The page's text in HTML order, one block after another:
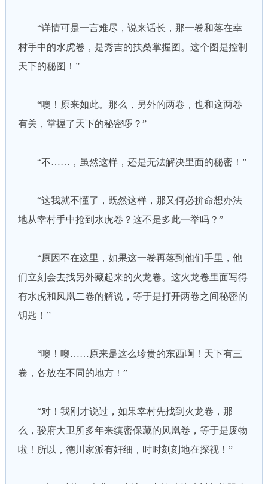
“详情可是一言难尽，说来话长，那一卷和落在幸
村手中的水虎卷，是秀吉的扶桑掌握图。这个图是控制
天下的秘图！”
“噢！原来如此。那么，另外的两卷，也和这两卷
有关，掌握了天下的秘密啰？”
“不……，虽然这样，还是无法解决里面的秘密！”
“这我就不懂了，既然这样，那又何必拚命想办法
地从幸村手中抢到水虎卷？这不是多此一举吗？”
“原因不在这里，如果这一卷再落到他们手里，他
们立刻会去找另外藏起来的火龙卷。这火龙卷里面写得
有水虎和凤凰二卷的解说，等于是打开两卷之间秘密的
钥匙！”
“噢！噢……原来是这么珍贵的东西啊！天下有三
卷，各放在不同的地方！”
“对！我刚才说过，如果幸村先找到火龙卷，那
么，骏府大卫所多年来缜密保藏的凤凰卷，等于是废物
啦！所以，德川家派有奸细，时时刻刻地在探视！”